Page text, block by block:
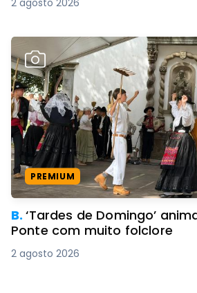
2 agosto 2026
PREMIUM
B.‘Tardes de Domingo’
Ponte com muito folclore
2 agosto 2026